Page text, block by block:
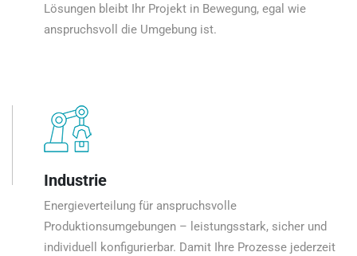
Lösungen bleibt Ihr Projekt in Bewegung, egal wie
anspruchsvoll die Umgebung ist.
Industrie
Energieverteilung für anspruchsvolle
Produktionsumgebungen – leistungsstark, sicher und
individuell konfigurierbar. Damit Ihre Prozesse jederzeit